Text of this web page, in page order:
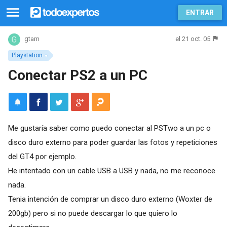
ENTRAR
Playstation
gtam el 21 oct. 05
Conectar PS2 a un PC
Me gustaría saber como puedo conectar al PSTwo a un pc o
disco duro externo para poder guardar las fotos y repeticiones
del GT4 por ejemplo.
He intentado con un cable USB a USB y nada, no me reconoce
nada.
Tenia intención de comprar un disco duro externo (Woxter de
200gb) pero si no puede descargar lo que quiero lo